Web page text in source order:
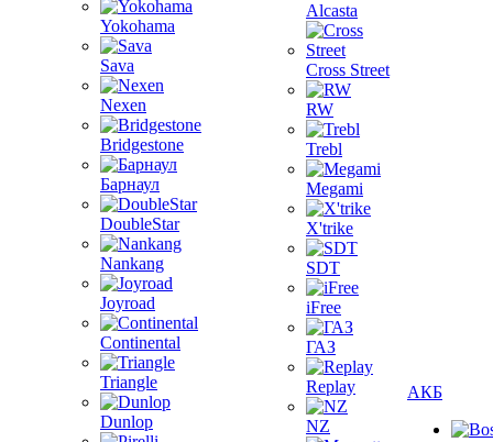
Yokohama
Sava
Nexen
Bridgestone
Барнаул
DoubleStar
Nankang
Joyroad
Continental
Triangle
Dunlop
Alcasta
Cross Street
RW
Trebl
Megami
X'trike
SDT
iFree
ГАЗ
Replay
NZ
АКБ